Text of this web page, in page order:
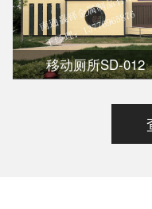
移动厕所SD-012